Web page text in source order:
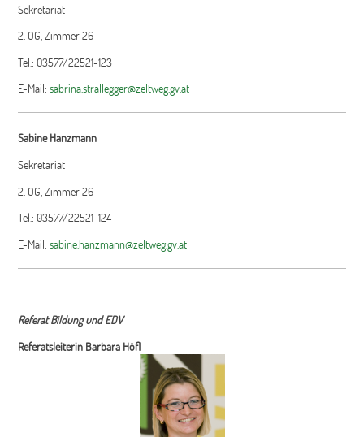
Sekretariat
2. OG, Zimmer 26
Tel.: 03577/22521-123
E-Mail:sabrina.strallegger@zeltweg.gv.at
Sabine Hanzmann
Sekretariat
2. OG, Zimmer 26
Tel.: 03577/22521-124
E-Mail:sabine.hanzmann@zeltweg.gv.at
Referat Bildung und EDV
Referatsleiterin Barbara Höfl